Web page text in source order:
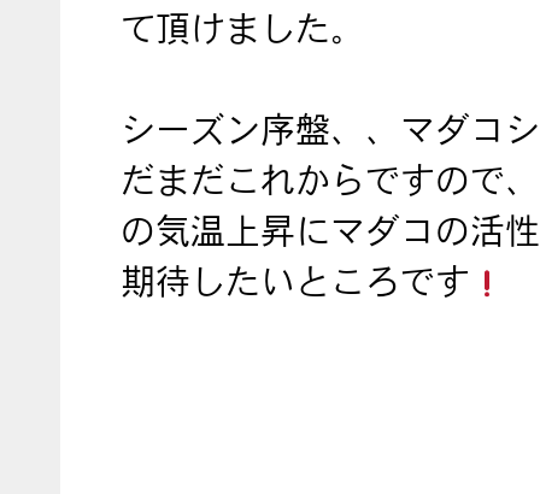
て頂けました。
シーズン序盤、、マダコ
だまだこれからですので
の気温上昇にマダコの活
期待したいところです